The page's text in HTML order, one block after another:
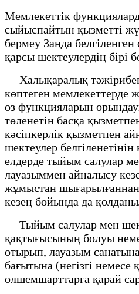
Мемлекеттік
сыйыспайтын қызметті
бермеу Заңда
қарсы шектеулердің бірі
Халықаралық
көптеген мемлекеттерде
өз функцияларын
төленетін басқа
кәсіпкерлік қызметпен
шектеулер
елдерде тыйым салулар
лауазыммен айналысу
жұмыстан шығарылғаннан
кезең бойында да
Тыйым салулар мен
қақтығысының болуы
отырып, лауазым
бағытына (негізгі
өлшемшарттарға қарай